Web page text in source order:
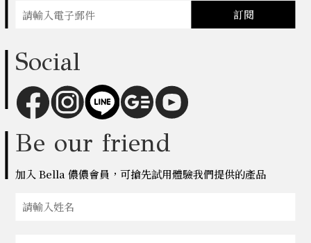
訂閱
Social
Be our friend
加入 Bella 儂儂會員，可搶先試用體驗我們提供的產品